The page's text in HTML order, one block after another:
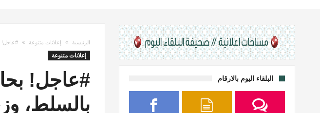
الرئيسية إعلانات متنوعة #عاجل! بحاجة لأكثر من 120 حارس امن و حماية
إعلانات متنوعة
بالسلط،
البلقاء اليوم بالارقام